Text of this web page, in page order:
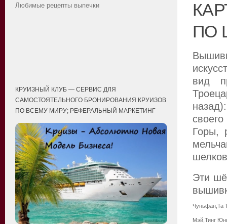
ПО
вид
Горы,
Эти
Чуньфан,Та
Мэй,Тинг
Любимые рецепты выпечки
КРУИЗНЫЙ КЛУБ — СЕРВИС ДЛЯ
САМОСТОЯТЕЛЬНОГО БРОНИРОВАНИЯ КРУИЗОВ
ПО ВСЕМУ МИРУ; РЕФЕРАЛЬНЫЙ МАРКЕТИНГ